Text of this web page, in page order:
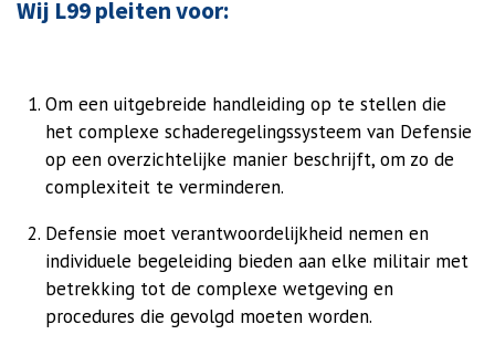
Wij L99 pleiten voor:
Om een uitgebreide handleiding op te stellen die
het complexe schaderegelingssysteem van Defensie
op een overzichtelijke manier beschrijft, om zo de
complexiteit te verminderen.
Defensie moet verantwoordelijkheid nemen en
individuele begeleiding bieden aan elke militair met
betrekking tot de complexe wetgeving en
procedures die gevolgd moeten worden.